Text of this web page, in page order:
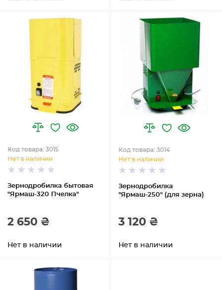
Зернодробилка бытовая
"Ярмаш-320 Пчелка"
Код товара: 3015
Нет в наличии
2 650 ₴
Нет в наличии
Зернодробилка
"Ярмаш-250" (для зерна)
Код товара: 3014
Нет в наличии
3 120 ₴
Нет в наличии